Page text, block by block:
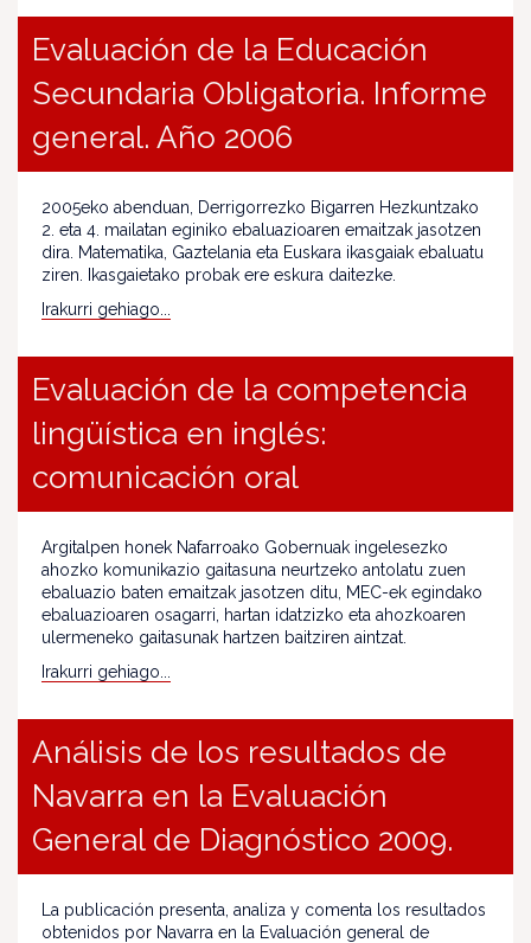
Evaluación de la Educación
Secundaria Obligatoria. Informe
general. Año 2006
2005eko abenduan, Derrigorrezko Bigarren Hezkuntzako
2. eta 4. mailatan eginiko ebaluazioaren emaitzak jasotzen
dira. Matematika, Gaztelania eta Euskara ikasgaiak ebaluatu
ziren. Ikasgaietako probak ere eskura daitezke.
Irakurri gehiago...
Evaluación de la competencia
lingüística en inglés:
comunicación oral
Argitalpen honek Nafarroako Gobernuak ingelesezko
ahozko komunikazio gaitasuna neurtzeko antolatu zuen
ebaluazio baten emaitzak jasotzen ditu, MEC-ek egindako
ebaluazioaren osagarri, hartan idatzizko eta ahozkoaren
ulermeneko gaitasunak hartzen baitziren aintzat.
Irakurri gehiago...
Análisis de los resultados de
Navarra en la Evaluación
General de Diagnóstico 2009.
La publicación presenta, analiza y comenta los resultados
obtenidos por Navarra en la Evaluación general de